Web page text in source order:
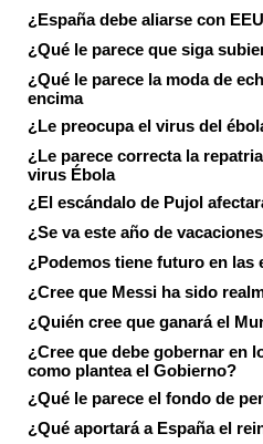
¿España debe aliarse con
¿Qué le parece que siga
¿Qué le parece la moda de
encima
¿Le preocupa el virus del
¿Le parece correcta la
virus Ébola
¿El escándalo de Pujol
¿Se va este año de
¿Podemos tiene futuro en
¿Cree que Messi ha sido
¿Quién cree que ganará el
¿Cree que debe gobernar en
como plantea el Gobierno?
¿Qué le parece el fondo de
¿Qué aportará a España el